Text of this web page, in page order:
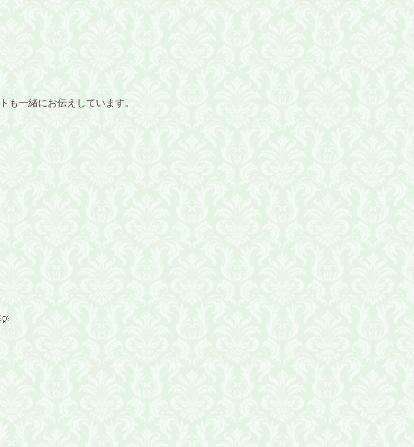
も一緒にお伝えしています。